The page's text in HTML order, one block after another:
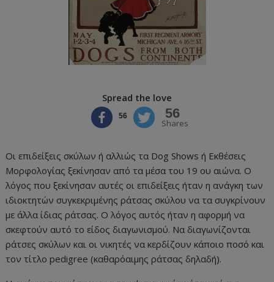
Spread the love
56 56
Shares
Οι επιδείξεις σκύλων ή αλλιώς τα Dog Shows ή Εκθέσεις
Μορφολογίας ξεκίνησαν από τα μέσα του 19 ου αιώνα. Ο
λόγος που ξεκίνησαν αυτές οι επιδείξεις ήταν η ανάγκη των
ιδιοκτητών συγκεκριμένης ράτσας σκύλου να τα συγκρίνουν
με άλλα ίδιας ράτσας. Ο λόγος αυτός ήταν η αφορμή να
σκεφτούν αυτό το είδος διαγωνισμού. Να διαγωνίζονται
ράτσες σκύλων και οι νικητές να κερδίζουν κάποιο ποσό και
τον τίτλο pedigree (καθαρόαιμης ράτσας δηλαδή).